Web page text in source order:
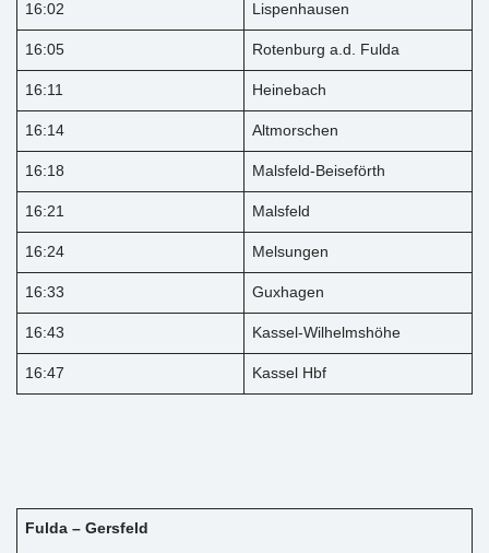
16:02 Lispenhausen
16:05 Rotenburg a.d. Fulda
16:11 Heinebach
16:14 Altmorschen
16:18 Malsfeld-Beiseförth
16:21 Malsfeld
16:24 Melsungen
16:33 Guxhagen
16:43 Kassel-Wilhelmshöhe
16:47 Kassel Hbf
Fulda – Gersfeld